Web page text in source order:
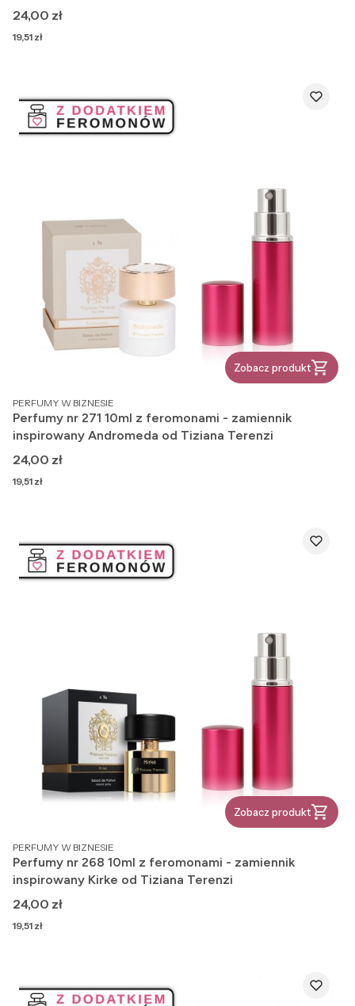
Cena
24,00 zł
Cena
19,51 zł
Zobacz produkt
PRODUCENT
PERFUMY W BIZNESIE
Perfumy nr 271 10ml z feromonami - zamiennik
inspirowany Andromeda od Tiziana Terenzi
Cena
24,00 zł
Cena
19,51 zł
Zobacz produkt
PRODUCENT
PERFUMY W BIZNESIE
Perfumy nr 268 10ml z feromonami - zamiennik
inspirowany Kirke od Tiziana Terenzi
Cena
24,00 zł
Cena
19,51 zł